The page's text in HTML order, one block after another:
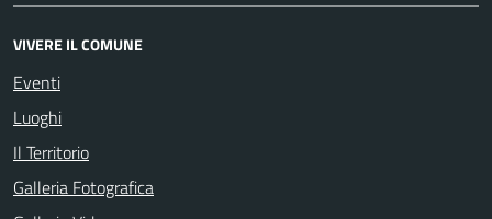
VIVERE IL COMUNE
Eventi
Luoghi
Il Territorio
Galleria Fotografica